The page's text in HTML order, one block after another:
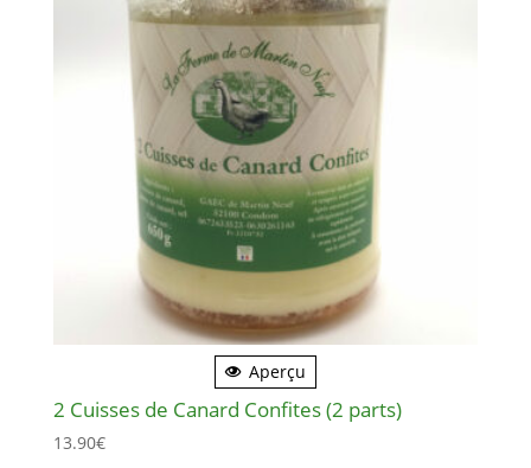
Aperçu
2 Cuisses de Canard Confites (2 parts)
13.90€